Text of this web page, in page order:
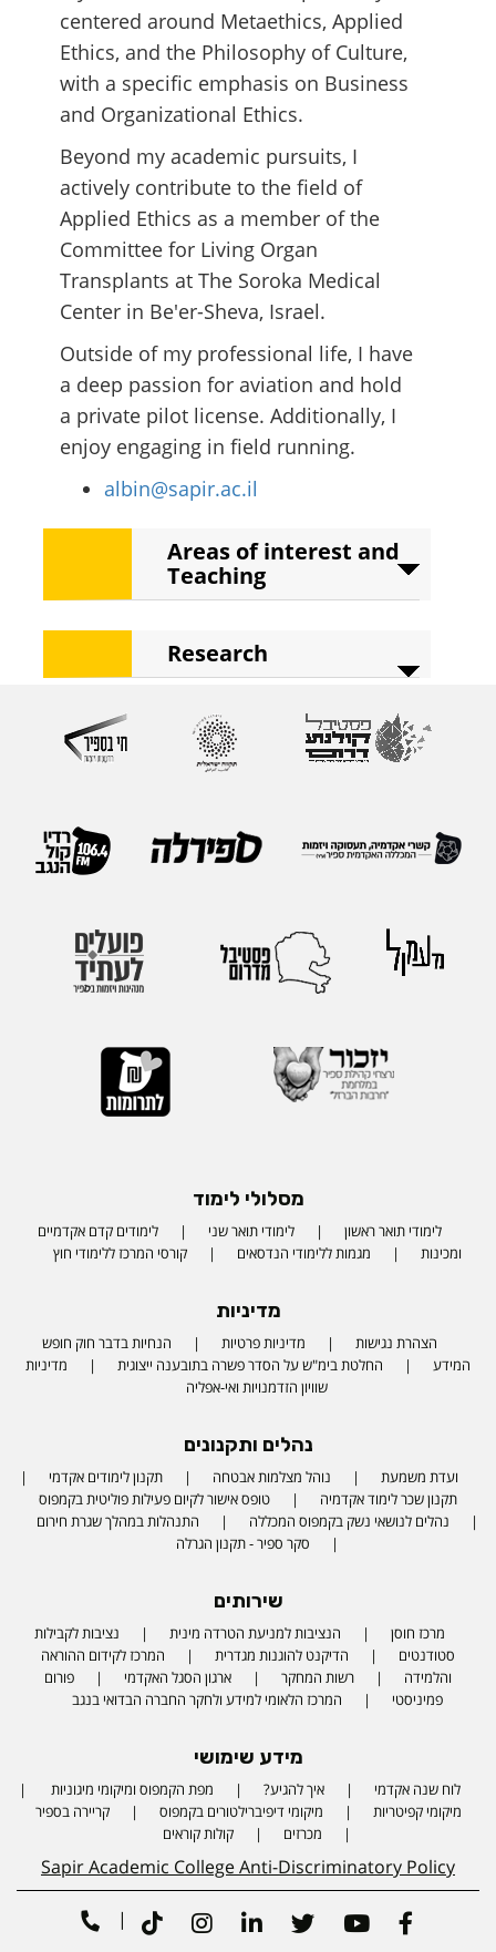
מסלולי לימוד
לימודי תואר ראשון לימודי תואר שני
לימודים קדם אקדמיים
ומכינות
מגמות ללימודי הנדסאים קורסי המרכז ללימודי חוץ
מדיניות
הצהרת נגישות מדיניות פרטיות
הנחיות בדבר חוק חופש
המידע
החלטת בימ"ש על הסדר פשרה בתובענה ייצוגית
מדיניות
שוויון הזדמנויות ואי-אפליה
נהלים ותקנונים
ועדת משמעת נוהל מצלמות אבטחה
תקנון לימודים אקדמי
תקנון שכר לימוד אקדמיה
טופס אישור לקיום פעילות פוליטית בקמפוס
נהלים לנושאי נשק בקמפוס המכללה
התנהלות במהלך שגרת חירום
סקר ספיר - תקנון הגרלה
שירותים
מרכז חוסן הנציבות למניעת הטרדה מינית
נציבות לקבילות
סטודנטים
הדיקנט להוגנות מגדרית
המרכז לקידום ההוראה
והלמידה
רשות המחקר ארגון הסגל האקדמי
פורום
פמיניסטי
המרכז הלאומי למידע ולחקר החברה הבדואי בנגב
מידע שימושי
לוח שנה אקדמי איך להגיע?
מפת הקמפוס ומיקומי מיגוניות
מיקומי קפיטריות
מיקומי דיפיברילטורים בקמפוס
קריירה בספיר
מכרזים
קולות קוראים
Sapir Academic College Anti-Discriminatory Policy
Facebook
Youtube
Twitter
Linkedin
Instagram
Tiktok
|
Phone number